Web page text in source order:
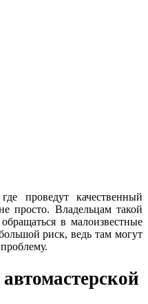
проведут качественный
просто. Владельцам такой
в малоизвестные
риск, ведь там могут